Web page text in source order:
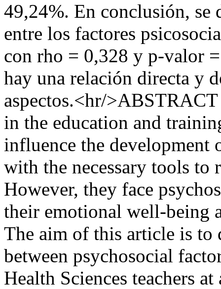
49,24%. En conclusión, se
entre los factores
con rho = 0,328 y p-valor
hay una relación directa y
aspectos.<hr/
in the education and
influence the development
with the necessary tools
However, they face
their emotional well-being
The aim of this article is to
between psychosocial
Health Sciences teachers